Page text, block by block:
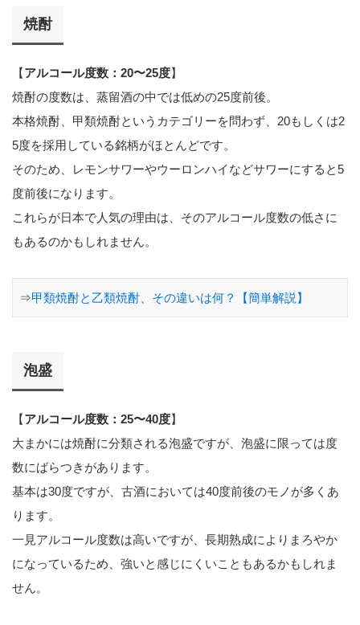
焼酎
【アルコール度数：20〜25度】
焼酎の度数は、蒸留酒の中では低めの25度前後。
本格焼酎、甲類焼酎というカテゴリーを問わず、20もしくは2
5度を採用している銘柄がほとんどです。
そのため、レモンサワーやウーロンハイなどサワーにすると5
度前後になります。
これらが日本で人気の理由は、そのアルコール度数の低さに
もあるのかもしれません。
⇒甲類焼酎と乙類焼酎、その違いは何？【簡単解説】
泡盛
【アルコール度数：25〜40度】
大まかには焼酎に分類される泡盛ですが、泡盛に限っては度
数にばらつきがあります。
基本は30度ですが、古酒においては40度前後のモノが多くあ
ります。
一見アルコール度数は高いですが、長期熟成によりまろやか
になっているため、強いと感じにくいこともあるかもしれま
せん。